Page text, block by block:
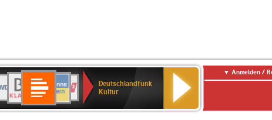
Deutschlandfunk
80er
90er
OLDIE
ANTENNE
SWR3
BR-
KLASSIK
Deutschlandfunk
Kultur
ANTENNE
BAYERN
SWR
Kultur
NDR
2
Deutschlandfunk
Kultur
Anmelden /